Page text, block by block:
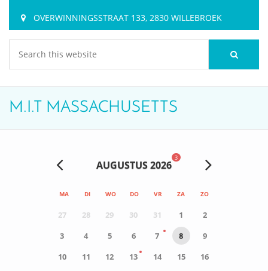
OVERWINNINGSSTRAAT 133, 2830 WILLEBROEK
M.I.T MASSACHUSETTS
AUGUSTUS 2026
3
MA DI WO DO VR ZA ZO
27 28 29 30 31 1
2
3
4 5 6 7 8
9
10
11 12 13 14 15
16